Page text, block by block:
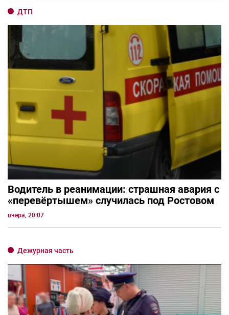
ДТП
Водитель в реанимации: страшная авария с
«перевёртышем» случилась под Ростовом
вчера, 20:07
Дежурная часть